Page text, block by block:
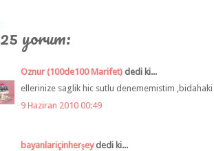
25 yorum:
Oznur (100de100 Marifet) dedi ki...
ellerinize saglik hic sutlu denememistim
9 Haziran 2010 00:49
bayanlariçinherşeydedi ki...